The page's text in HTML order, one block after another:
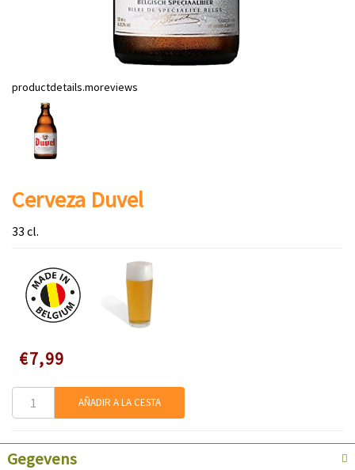
productdetails.moreviews
Cerveza Duvel
33 cl.
Speciale
prijs
€7,99
AÑADIR A LA CESTA
Gegevens